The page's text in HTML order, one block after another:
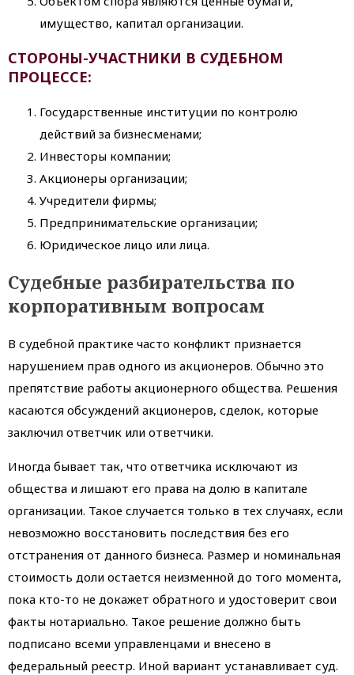
имущество, капитал организации.
СТОРОНЫ-УЧАСТНИКИ В СУДЕБНОМ
ПРОЦЕССЕ:
Государственные институции по контролю
действий за бизнесменами;
Инвесторы компании;
Акционеры организации;
Учредители фирмы;
Предпринимательские организации;
Юридическое лицо или лица.
Судебные разбирательства по
корпоративным вопросам
В судебной практике часто конфликт признается
нарушением прав одного из акционеров. Обычно это
препятствие работы акционерного общества. Решения
касаются обсуждений акционеров, сделок, которые
заключил ответчик или ответчики.
Иногда бывает так, что ответчика исключают из
общества и лишают его права на долю в капитале
организации. Такое случается только в тех случаях, если
невозможно восстановить последствия без его
отстранения от данного бизнеса. Размер и номинальная
стоимость доли остается неизменной до того момента,
пока кто-то не докажет обратного и удостоверит свои
факты нотариально. Такое решение должно быть
подписано всеми управленцами и внесено в
федеральный реестр. Иной вариант устанавливает суд.